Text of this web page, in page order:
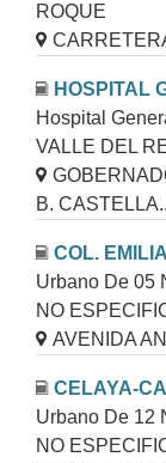
ROQUE
HOSPITAL
Hospital
VALLE DEL
B.
COL.
Urbano De 05
NO
AVENIDA
CELAYA-
Urbano De 12
NO